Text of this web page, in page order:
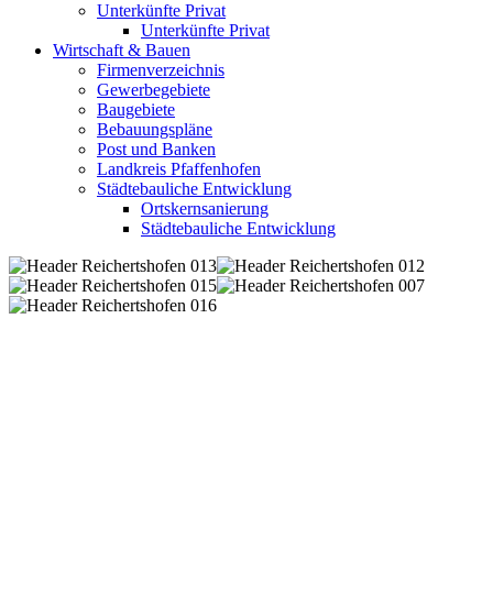
Unterkünfte Privat
Unterkünfte Privat
Wirtschaft & Bauen
Firmenverzeichnis
Gewerbegebiete
Baugebiete
Bebauungspläne
Post und Banken
Landkreis Pfaffenhofen
Städtebauliche Entwicklung
Ortskernsanierung
Städtebauliche Entwicklung